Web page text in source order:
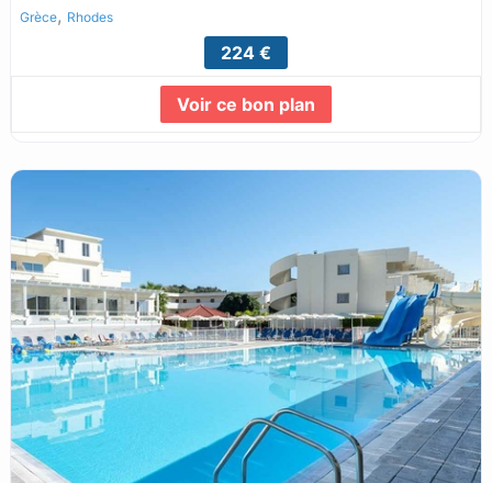
Grèce, Rhodes
224 €
Voir ce bon plan
Lire la suite...